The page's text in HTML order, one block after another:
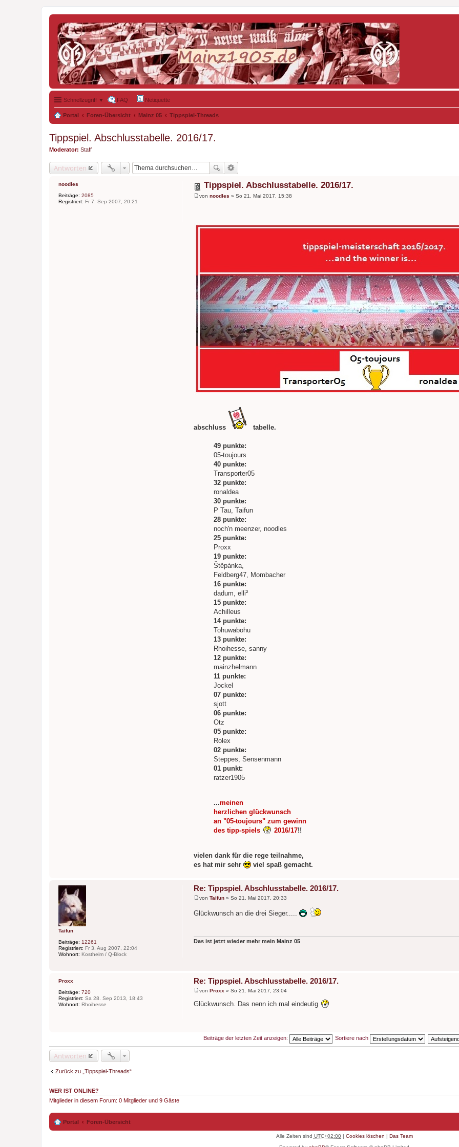
Schnellzugriff ▼ FAQ Netiquette
Portal Foren-Übersicht Mainz 05 Tippspiel-Threads
Tippspiel. Abschlusstabelle. 2016/17.
Moderator: Staff
Antworten
noodles
Beiträge: 2085
Registriert: Fr 7. Sep 2007, 20:21
Tippspiel. Abschlusstabelle. 2016/17.
r
von noodles » So 21. Mai 2017, 15:38
abschluss tabelle.
49 punkte:
05-toujours
40 punkte:
Transporter05
32 punkte:
ronaldea
30 punkte:
P Tau, Taifun
28 punkte:
noch'n meenzer, noodles
25 punkte:
Proxx
19 punkte:
Štěpánka,
Feldberg47, Mombacher
16 punkte:
dadum, elli²
15 punkte:
Achilleus
14 punkte:
Tohuwabohu
13 punkte:
Rhoihesse, sanny
12 punkte:
mainzhelmann
11 punkte:
Jockel
07 punkte:
sjott
06 punkte:
Otz
05 punkte:
Rolex
02 punkte:
Steppes, Sensenmann
01 punkt:
ratzer1905
...meinen
herzlichen glückwunsch
an "05-toujours" zum gewinn
des tipp-spiels
2016/17!!
vielen dank für die rege teilnahme,
es hat mir sehr
viel spaß gemacht.
Taifun
Beiträge: 12261
Registriert: Fr 3. Aug 2007, 22:04
Wohnort: Kostheim / Q-Block
Re: Tippspiel. Abschlusstabelle. 2016/17.
i
g
von Taifun» So 21. Mai 2017, 20:33
Glückwunsch an die drei Sieger.....
Das ist jetzt wieder mehr mein Mainz 05
Proxx
Beiträge: 720
Registriert: Sa 28. Sep 2013, 18:43
Wohnort: Rhoihesse
Re: Tippspiel. Abschlusstabelle. 2016/17.
e
i
von Proxx » So 21. Mai 2017, 23:04
Glückwunsch. Das nenn ich mal eindeutig
Beiträge der letzten Zeit anzeigen: Sortiere nach
Antworten
Zurück zu „Tippspiel-Threads“
WER IST ONLINE?
Mitglieder in diesem Forum: 0 Mitglieder und 9 Gäste
Portal Foren-Übersicht
Alle Zeiten sind UTC+02:00| Cookies löschen | Das Team